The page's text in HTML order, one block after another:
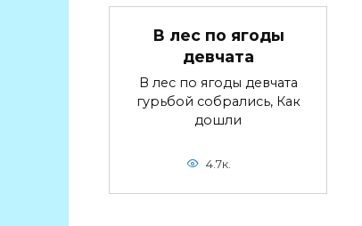
В лес по ягоды
девчата
В лес по ягоды девчата
гурьбой собрались, Как
дошли
4.7к.